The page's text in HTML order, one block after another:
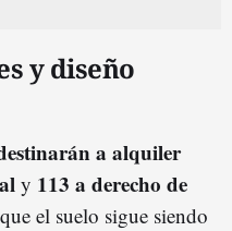
y diseño
a alquiler
y 113 a derecho de
el suelo sigue siendo